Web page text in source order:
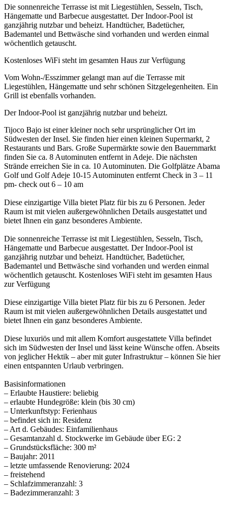
Die sonnenreiche Terrasse ist mit Liegestühlen, Sesseln, Tisch,
Hängematte und Barbecue ausgestattet. Der Indoor-Pool ist
ganzjährig nutzbar und beheizt. Handtücher, Badetücher,
Bademantel und Bettwäsche sind vorhanden und werden einmal
wöchentlich getauscht.
Kostenloses WiFi steht im gesamten Haus zur Verfügung
Vom Wohn-/Esszimmer gelangt man auf die Terrasse mit
Liegestühlen, Hängematte und sehr schönen Sitzgelegenheiten. Ein
Grill ist ebenfalls vorhanden.
Der Indoor-Pool ist ganzjährig nutzbar und beheizt.
Tijoco Bajo ist einer kleiner noch sehr ursprünglicher Ort im
Südwesten der Insel. Sie finden hier einen kleinen Supermarkt, 2
Restaurants und Bars. Große Supermärkte sowie den Bauernmarkt
finden Sie ca. 8 Autominuten entfernt in Adeje. Die nächsten
Strände erreichen Sie in ca. 10 Autominuten. Die Golfplätze Abama
Golf und Golf Adeje 10-15 Autominuten entfernt Check in 3 – 11
pm- check out 6 – 10 am
Diese einzigartige Villa bietet Platz für bis zu 6 Personen. Jeder
Raum ist mit vielen außergewöhnlichen Details ausgestattet und
bietet Ihnen ein ganz besonderes Ambiente.
Die sonnenreiche Terrasse ist mit Liegestühlen, Sesseln, Tisch,
Hängematte und Barbecue ausgestattet. Der Indoor-Pool ist
ganzjährig nutzbar und beheizt. Handtücher, Badetücher,
Bademantel und Bettwäsche sind vorhanden und werden einmal
wöchentlich getauscht. Kostenloses WiFi steht im gesamten Haus
zur Verfügung
Diese einzigartige Villa bietet Platz für bis zu 6 Personen. Jeder
Raum ist mit vielen außergewöhnlichen Details ausgestattet und
bietet Ihnen ein ganz besonderes Ambiente.
Diese luxuriös und mit allem Komfort ausgestattete Villa befindet
sich im Südwesten der Insel und lässt keine Wünsche offen. Abseits
von jeglicher Hektik – aber mit guter Infrastruktur – können Sie hier
einen entspannten Urlaub verbringen.
Basisinformationen
– Erlaubte Haustiere: beliebig
– erlaubte Hundegröße: klein (bis 30 cm)
– Unterkunftstyp: Ferienhaus
– befindet sich in: Residenz
– Art d. Gebäudes: Einfamilienhaus
– Gesamtanzahl d. Stockwerke im Gebäude über EG: 2
– Grundstücksfläche: 300 m²
– Baujahr: 2011
– letzte umfassende Renovierung: 2024
– freistehend
– Schlafzimmeranzahl: 3
– Badezimmeranzahl: 3